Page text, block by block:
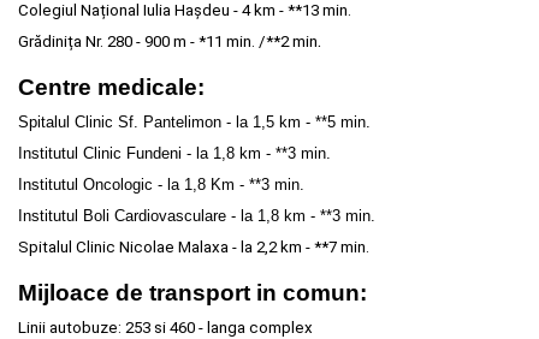
Colegiul Național Iulia Hașdeu - 4 km - **13 min.
Grădinița Nr. 280 - 900 m - *11 min. /**2 min.
Centre medicale:
Spitalul Clinic Sf. Pantelimon - la 1,5 km - **5 min.
Institutul Clinic Fundeni - la 1,8 km - **3 min.
Institutul Oncologic - la 1,8 Km - **3 min.
Institutul Boli Cardiovasculare - la 1,8 km - **3 min.
Spitalul Clinic Nicolae Malaxa - la 2,2 km - **7 min.
Mijloace de transport in comun:
Linii autobuze: 253 si 460 - langa complex